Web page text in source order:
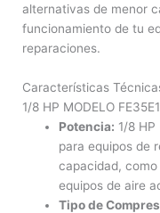
alternativas de menor
funcionamiento de tu
reparaciones.
Características
1/8 HP MODELO
Potencia: 1/8
para equipos de
capacidad,
equipos de aire
Tipo de